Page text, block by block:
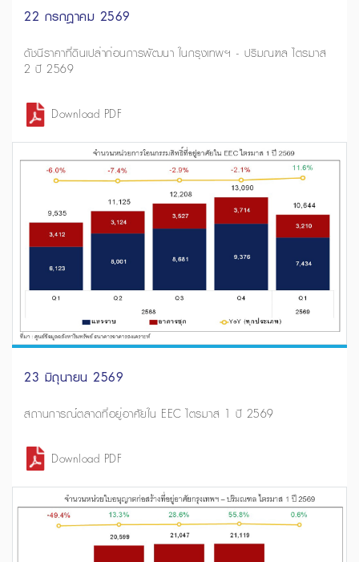
22 กรกฎาคม 2569
ดัชนีราคาที่ดินเปล่าก่อนการพัฒนา ในกรุงเทพฯ - ปริมณฑล ไตรมาส
2 ปี 2569
Download PDF
23 มิถุนายน 2569
สถานการณ์ตลาดที่อยู่อาศัยใน EEC ไตรมาส 1 ปี 2569
Download PDF